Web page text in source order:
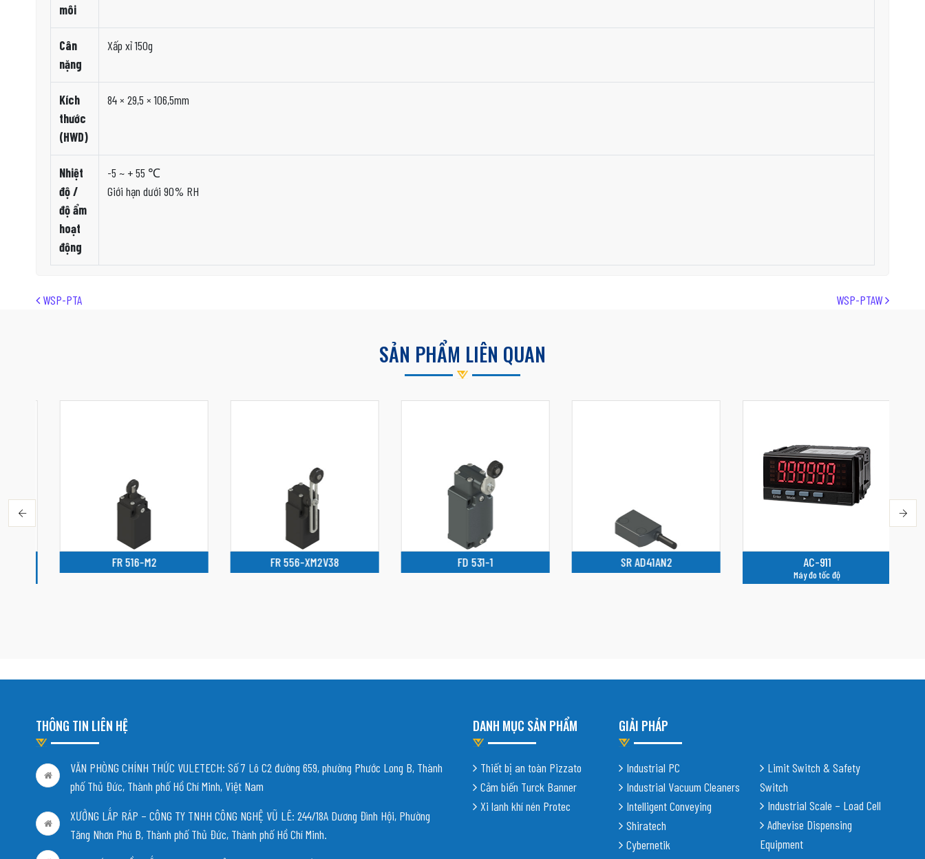
môi
Cân
nặng
Xấp xỉ 150g
Kích
thước
(HWD)
84 × 29,5 × 106,5mm
Nhiệt
độ /
độ ẩm
hoạt
động
-5 ~ + 55 ℃
Giới hạn dưới 90% RH
Post navigation
WSP-PTA WSP-PTAW
SẢN PHẨM LIÊN QUAN
FR 516-M2 FR 556-XM2V38 FD 531-1 SR AD41AN2 AC-911
Máy đo tốc độ
THÔNG TIN LIÊN HỆ
VĂN PHÒNG CHÍNH THỨC VULETECH: Số 7 Lô C2 đường 659, phường Phước Long B, Thành
phố Thủ Đức, Thành phố Hồ Chí Minh, Việt Nam
XƯỞNG LẮP RÁP – CÔNG TY TNHH CÔNG NGHỆ VŨ LÊ: 244/18A Dương Đình Hội, Phường
Tăng Nhơn Phú B, Thành phố Thủ Đức, Thành phố Hồ Chí Minh.
DANH MỤC SẢN PHẨM
Thiết bị an toàn Pizzato
Cảm biến Turck Banner
Xi lanh khí nén Protec
GIẢI PHÁP
Industrial PC
Industrial Vacuum Cleaners
Intelligent Conveying
Shiratech
Cybernetik
Limit Switch & Safety
Switch
Industrial Scale – Load Cell
Adhevise Dispensing
Equipment